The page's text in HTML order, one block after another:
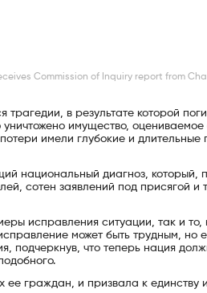
Commission of Inquiry report from
в результате которой
имущество, оцениваемое
имели глубокие и длительные
национальный диагноз, который,
сотен заявлений под присягой и
исправления ситуации, так и то,
может быть трудным, но
подчеркнув, что теперь нация
ее граждан, и призвала к единству